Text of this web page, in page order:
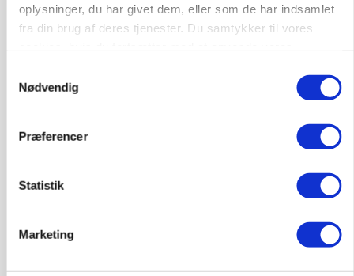
oplysninger, du har givet dem, eller som de har indsamlet
fra din brug af deres tjenester. Du samtykker til vores
Nødvendig
Præferencer
Statistik
Marketing
Annonce